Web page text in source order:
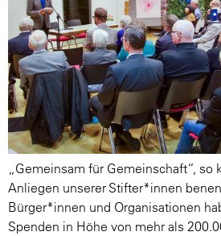
„Gemeinsam für Gemeinschaft“, so
Anliegen unserer Stifter*innen
Bürger*innen und Organisationen
Spenden in Höhe von mehr als